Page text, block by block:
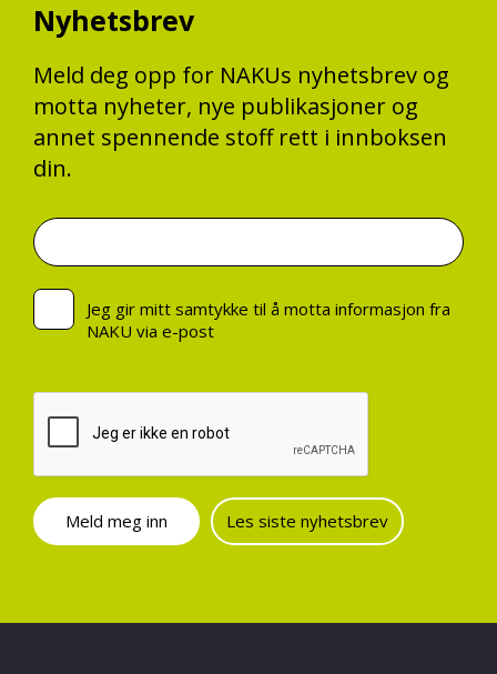
Nyhetsbrev
Meld deg opp for NAKUs nyhetsbrev og
motta nyheter, nye publikasjoner og
annet spennende stoff rett i innboksen
din.
Jeg gir mitt samtykke til å motta informasjon fra
NAKU via e-post
Les siste nyhetsbrev